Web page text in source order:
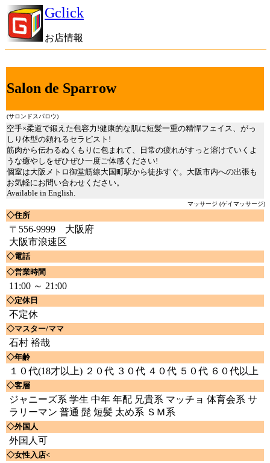
Gclick
お店情報
Salon de Sparrow
(サロンドスパロウ)
空手×柔道で鍛えた包容力!健康的な肌に短髪一重の精悍フェイス、がっ
しり体型の頼れるセラピスト!
筋肉から伝わるぬくもりに包まれて、日常の疲れがすっと溶けていくよ
うな癒やしをぜひぜひ一度ご体感ください!
個室は大阪メトロ御堂筋線大国町駅から徒歩すぐ。大阪市内への出張も
お気軽にお問い合わせください。
Available in English.
マッサージ (ゲイマッサージ)
◇住所
〒556-9999 大阪府
大阪市浪速区
◇電話
◇営業時間
11:00 ～ 21:00
◇定休日
不定休
◇マスター/ママ
石村 裕哉
◇年齢
１０代(18才以上) ２０代 ３０代 ４０代 ５０代 ６０代以上
◇客層
ジャニーズ系 学生 中年 年配 兄貴系 マッチョ 体育会系 サ
ラリーマン 普通 髭 短髪 太め系 ＳＭ系
◇外国人
外国人可
◇女性入店<